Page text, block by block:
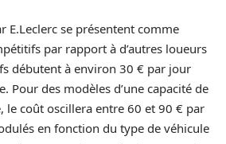
E.Leclerc se présentent comme
par rapport à d’autres loueurs
débutent à environ 30 € par jour
Pour des modèles d’une capacité de
le coût oscillera entre 60 et 90 € par
en fonction du type de véhicule